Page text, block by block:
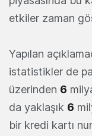
etkiler zaman
Yapılan
istatistikler de
üzerinden 6
da yaklaşık 6
bir kredi kartı